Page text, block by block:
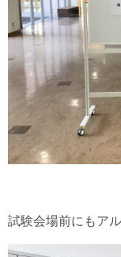
試験会場前にもア